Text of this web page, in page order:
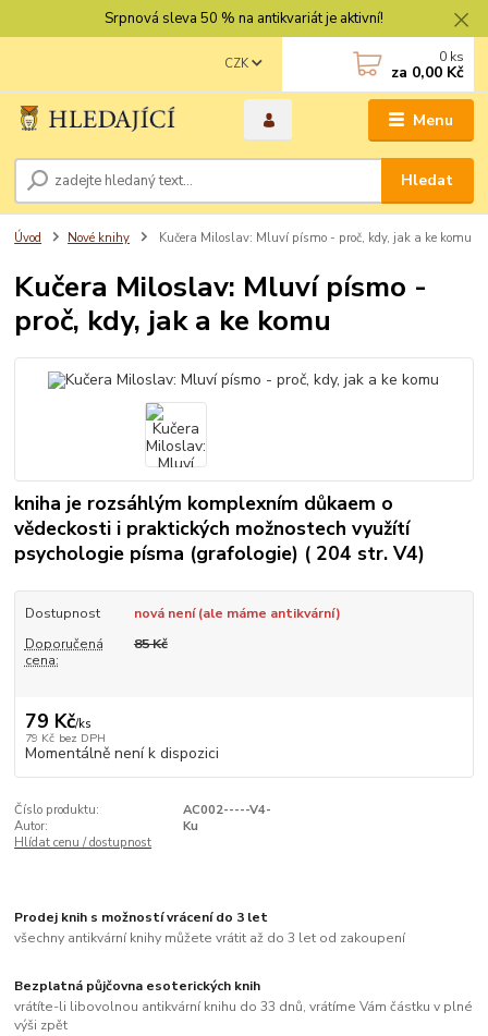
Srpnová sleva 50 % na antikvariát je aktivní!
Menu
CZK
Hledat
0 ks
za 0,00 Kč
Úvod Nové knihy Kučera Miloslav: Mluví písmo - proč, kdy, jak a ke komu
Kučera Miloslav: Mluví písmo -
proč, kdy, jak a ke komu
kniha je rozsáhlým komplexním důkaem o
vědeckosti i praktických možnostech využítí
psychologie písma (grafologie) ( 204 str. V4)
Dostupnost
nová není (ale máme antikvární)
Doporučená
cena:
85 Kč
79 Kč/ks
79 Kč bez DPH
Momentálně není k dispozici
Číslo produktu:
AC002-----V4-
Autor:
Ku
Hlídat cenu / dostupnost
Prodej knih s možností vrácení do 3 let
všechny antikvární knihy můžete vrátit až do 3 let od zakoupení
Bezplatná půjčovna esoterických knih
vrátíte-li libovolnou antikvární knihu do 33 dnů, vrátíme Vám částku v plné
výši zpět